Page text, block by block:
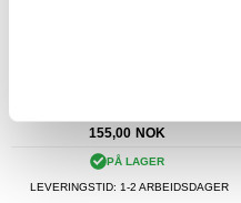
155,00 NOK
PÅ LAGER
LEVERINGSTID: 1-2 ARBEIDSDAGER